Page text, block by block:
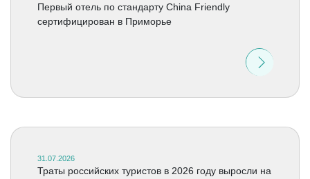
Первый отель по стандарту China Friendly
сертифицирован в Приморье
31.07.2026
Траты российских туристов в 2026 году выросли на